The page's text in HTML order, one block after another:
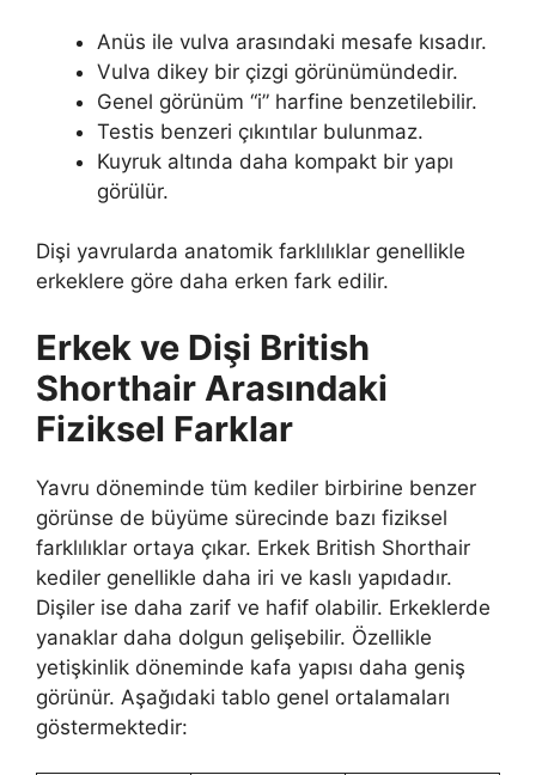
Anüs ile vulva arasındaki mesafe kısadır.
Vulva dikey bir çizgi görünümündedir.
Genel görünüm “i” harfine benzetilebilir.
Testis benzeri çıkıntılar bulunmaz.
Kuyruk altında daha kompakt bir yapı
görülür.
Dişi yavrularda anatomik farklılıklar genellikle
erkeklere göre daha erken fark edilir.
Erkek ve Dişi British
Shorthair Arasındaki
Fiziksel Farklar
Yavru döneminde tüm kediler birbirine benzer
görünse de büyüme sürecinde bazı fiziksel
farklılıklar ortaya çıkar. Erkek British Shorthair
kediler genellikle daha iri ve kaslı yapıdadır.
Dişiler ise daha zarif ve hafif olabilir. Erkeklerde
yanaklar daha dolgun gelişebilir. Özellikle
yetişkinlik döneminde kafa yapısı daha geniş
görünür. Aşağıdaki tablo genel ortalamaları
göstermektedir: